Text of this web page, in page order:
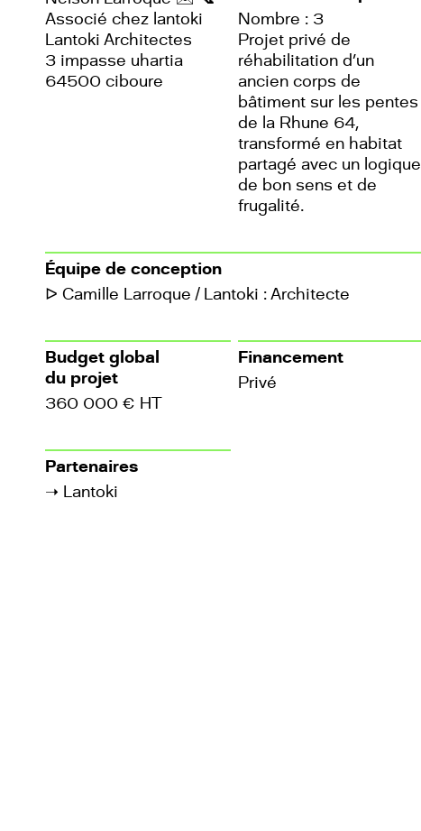
Associé chez lantoki
Lantoki Architectes
3 impasse uhartia
64500 ciboure
Nombre : 3
Projet privé de
réhabilitation d’un
ancien corps de
bâtiment sur les pentes
de la Rhune 64,
transformé en habitat
partagé avec un logique
de bon sens et de
frugalité.
Équipe de conception
ᐅ Camille Larroque / Lantoki : Architecte
Budget global
du projet
360 000 € HT
Financement
Privé
Partenaires
➝ Lantoki